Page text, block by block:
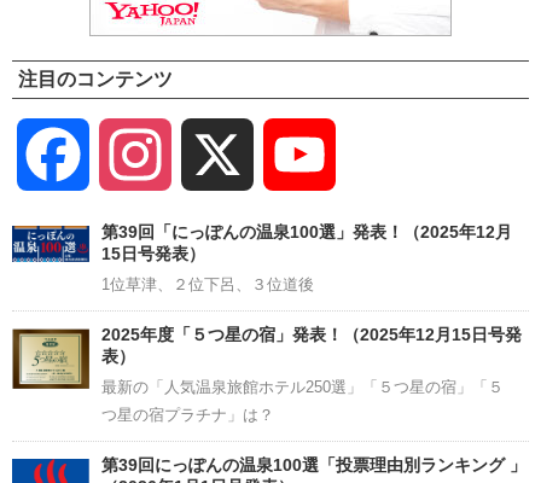
注目のコンテンツ
Facebook Instagram
Channel
第39回「にっぽんの温泉100選」発表！（2025年12月
15日号発表）
1位草津、２位下呂、３位道後
2025年度「５つ星の宿」発表！（2025年12月15日号発
表）
最新の「人気温泉旅館ホテル250選」「５つ星の宿」「５
つ星の宿プラチナ」は？
第39回にっぽんの温泉100選「投票理由別ランキング 」